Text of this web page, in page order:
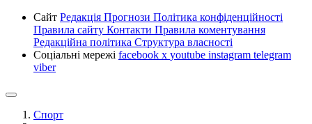
Сайт Редакція Прогнози Політика конфіденційності
Правила сайту Контакти Правила коментування
Редакційна політика Структура власності
Соціальні мережі facebook x youtube instagram telegram
viber
Спорт